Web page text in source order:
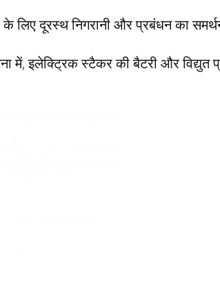
लिए दूरस्थ निगरानी और प्रबंधन का
में, इलेक्ट्रिक स्टैकर की बैटरी और